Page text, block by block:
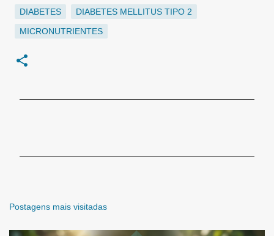
DIABETES
DIABETES MELLITUS TIPO 2
MICRONUTRIENTES
r
o
Postagens mais visitadas